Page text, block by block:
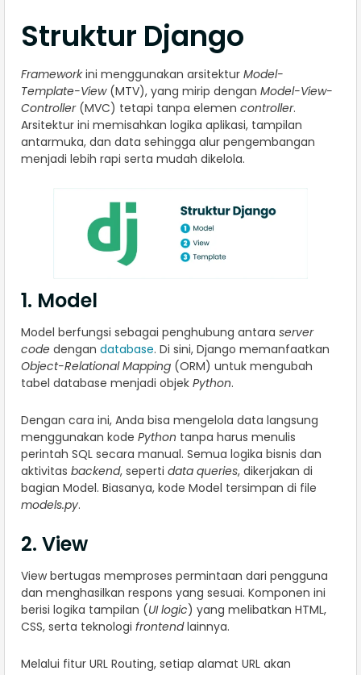
Struktur Django
Frameworkini menggunakan arsitektur Model-
Template-View(MTV), yang mirip dengan Model-View-
Controller(MVC) tetapi tanpa elemen controller.
Arsitektur ini memisahkan logika aplikasi, tampilan
antarmuka, dan data sehingga alur pengembangan
menjadi lebih rapi serta mudah dikelola.
1. Model
Model berfungsi sebagai penghubung antara server
code dengan database. Di sini, Django memanfaatkan
Object-Relational Mapping (ORM) untuk mengubah
tabel database menjadi objek Python.
Dengan cara ini, Anda bisa mengelola data langsung
menggunakan kode Python tanpa harus menulis
perintah SQL secara manual. Semua logika bisnis dan
aktivitas backend, seperti data queries, dikerjakan di
bagian Model. Biasanya, kode Model tersimpan di file
models.py.
2. View
View bertugas memproses permintaan dari pengguna
dan menghasilkan respons yang sesuai. Komponen ini
berisi logika tampilan (UI logic) yang melibatkan HTML,
CSS, serta teknologi frontendlainnya.
Melalui fitur URL Routing, setiap alamat URL akan